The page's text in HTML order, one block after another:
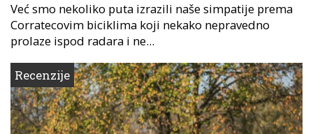
Već smo nekoliko puta izrazili naše simpatije prema
Corratecovim biciklima koji nekako nepravedno
prolaze ispod radara i ne...
Recenzije